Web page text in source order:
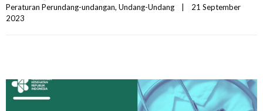
Peraturan Perundang-undangan, Undang-Undang
21 September
2023